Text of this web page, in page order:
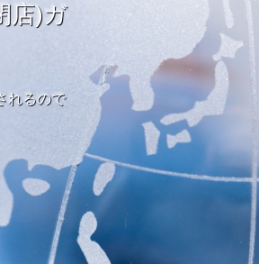
店)ガ
れるので